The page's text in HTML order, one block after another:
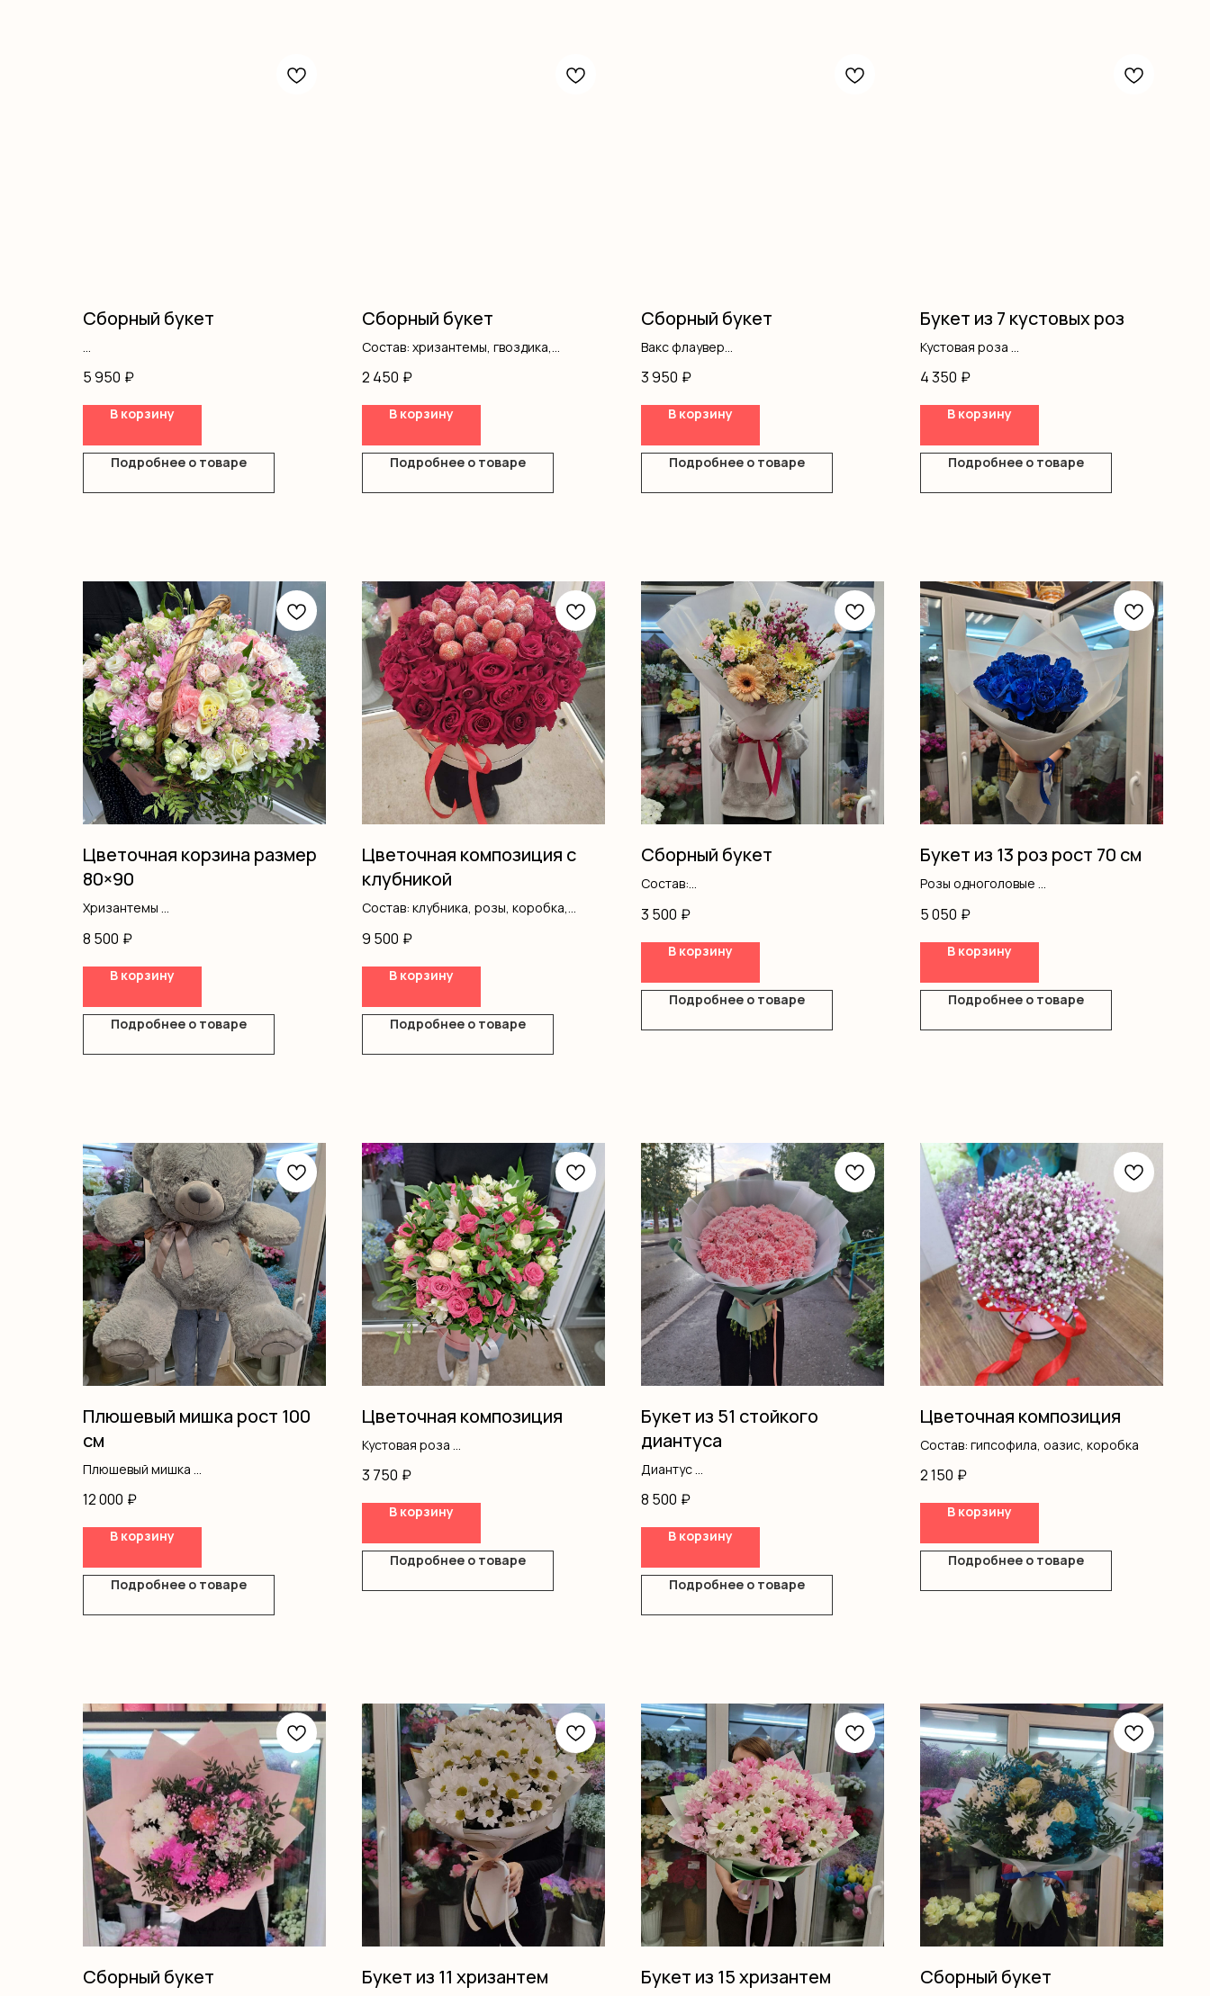
Сборный букет
Хризантемы
Диантус
Альстромерия
Писташ
Оформление
5 950 ₽
В корзину
Подробнее о товаре
Сборный букет
Состав: хризантемы, гвоздика,
2 450 ₽
В корзину
Подробнее о товаре
Сборный букет
Вакс флаувер
Гвоздика кустовая
Оформление
3 950 ₽
В корзину
Подробнее о товаре
Букет из 7 кустовых роз
Кустовая роза
4 350 ₽
В корзину
Подробнее о товаре
Цветочная корзина размер
80×90
Хризантемы
Альстромерия
Кустовая роза
Роза одноголовая
Писташ
Корзина
8 500 ₽
В корзину
Подробнее о товаре
Цветочная композиция с
клубникой
Состав: клубника, розы, коробка,
9 500 ₽
В корзину
Подробнее о товаре
Сборный букет
Состав:
Статица
Диантус
Герберы
Гипсофила
3 500 ₽
В корзину
Подробнее о товаре
Букет из 13 роз рост 70 см
Розы одноголовые
5 050 ₽
В корзину
Подробнее о товаре
Плюшевый мишка рост 100
см
Плюшевый мишка
12 000 ₽
В корзину
Подробнее о товаре
Цветочная композиция
Кустовая роза
Писташ
Оазис
Коробка
3 750 ₽
В корзину
Подробнее о товаре
Букет из 51 стойкого
диантуса
Диантус
8 500 ₽
В корзину
Подробнее о товаре
Цветочная композиция
Состав: гипсофила, оазис, коробка
2 150 ₽
В корзину
Подробнее о товаре
Сборный букет Букет из 11 хризантем Букет из 15 хризантем Сборный букет